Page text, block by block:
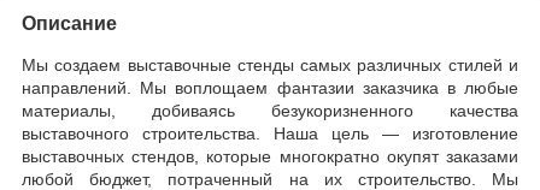
Описание
Мы создаем выставочные стенды самых различных стилей и
направлений. Мы воплощаем фантазии заказчика в любые
материалы, добиваясь безукоризненного качества
выставочного строительства. Наша цель — изготовление
выставочных стендов, которые многократно окупят заказами
любой бюджет, потраченный на их строительство. Мы